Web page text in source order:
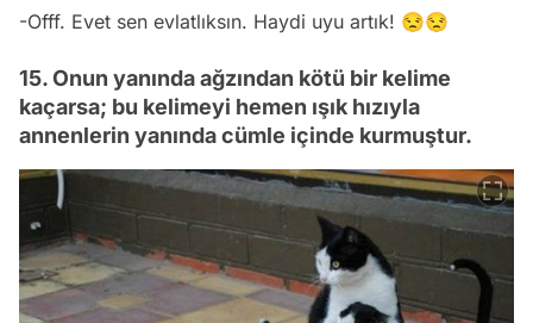
-Offf. Evet sen evlatlıksın. Haydi uyu artık! 😒😒
15. Onun yanında ağzından kötü bir kelime
kaçarsa; bu kelimeyi hemen ışık hızıyla
annenlerin yanında cümle içinde kurmuştur.